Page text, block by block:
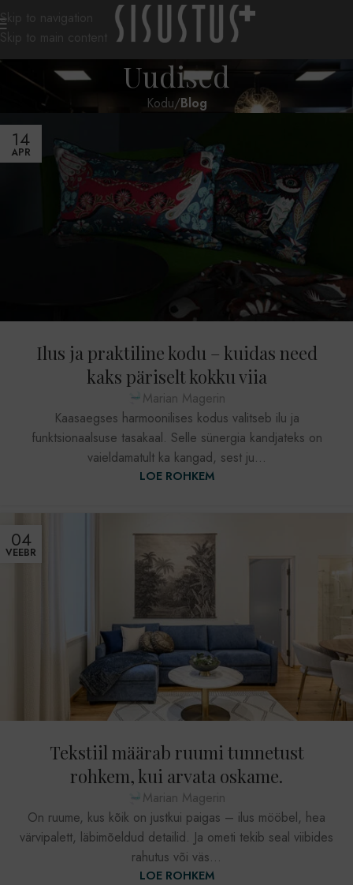
Skip to navigation
Skip to main content
Uudised
Kodu/Blog
14
APR
Ilus ja praktiline kodu – kuidas need
kaks päriselt kokku viia
Marian Magerin
Kaasaegses harmoonilises kodus valitseb ilu ja
funktsionaalsuse tasakaal. Selle sünergia kandjateks on
vaieldamatult ka kangad, sest ju...
LOE ROHKEM
04
VEEBR
Tekstiil määrab ruumi tunnetust
rohkem, kui arvata oskame.
Marian Magerin
On ruume, kus kõik on justkui paigas – ilus mööbel, hea
värvipalett, läbimõeldud detailid. Ja ometi tekib seal viibides
rahutus või väs...
LOE ROHKEM